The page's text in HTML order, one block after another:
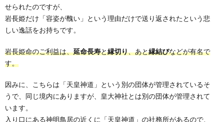
せられたのですが、
岩長姫だけ「容姿が醜い」という理由だけで送り返されたという悲
しい逸話をお持ちです。
岩長姫命のご利益は、延命長寿と縁切り、あと縁結びなどが有名で
す。
因みに、こちらは「天皇神道」という別の団体が管理されているそ
うで、同じ境内にありますが、皇大神社とは別の団体が管理されて
います。
入り口にある神明鳥居の近くに「天皇神道」の社務所があるので、